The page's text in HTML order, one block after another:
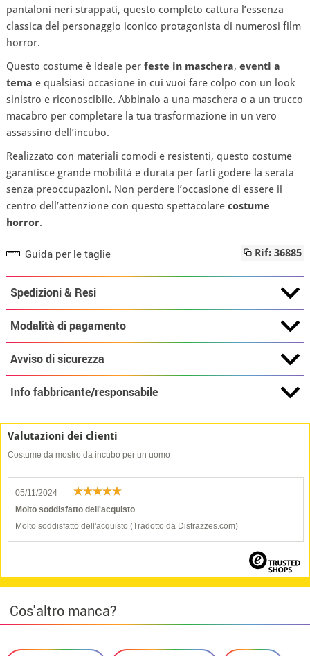
pantaloni neri strappati, questo completo cattura l’essenza
classica del personaggio iconico protagonista di numerosi film
horror.
Questo costume è ideale per feste in maschera, eventi a
tema e qualsiasi occasione in cui vuoi fare colpo con un look
sinistro e riconoscibile. Abbinalo a una maschera o a un trucco
macabro per completare la tua trasformazione in un vero
assassino dell’incubo.
Realizzato con materiali comodi e resistenti, questo costume
garantisce grande mobilità e durata per farti godere la serata
senza preoccupazioni. Non perdere l’occasione di essere il
centro dell’attenzione con questo spettacolare costume
horror.
Guida per le taglie Rif: 36885
Spedizioni & Resi
Modalità di pagamento
Avviso di sicurezza
Info fabbricante/responsabile
Valutazioni dei clienti
Costume da mostro da incubo per un uomo
05/11/2024
Molto soddisfatto dell'acquisto
Molto soddisfatto dell'acquisto (Tradotto da Disfrazzes.com)
Cos'altro manca?